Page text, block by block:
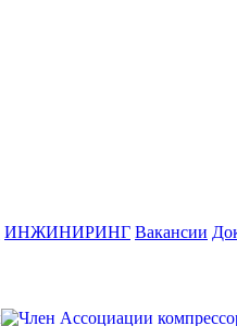
ИНЖИНИРИНГ Вакансии